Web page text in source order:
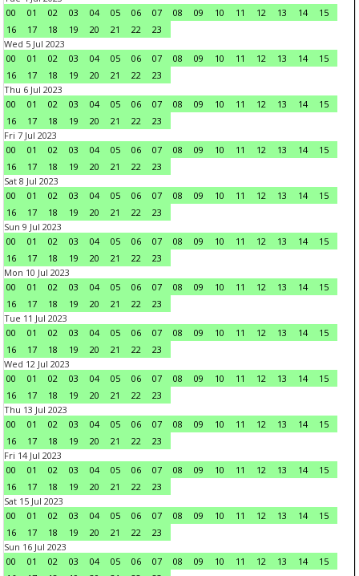
00
01 02 03 04 05 06 07 08 09 10 11 12 13 14
15
16
17 18 19 20 21 22
23
Wed 5 Jul 2023
00
01 02 03 04 05 06 07 08 09 10 11 12 13 14
15
16
17 18 19 20 21 22
23
Thu 6 Jul 2023
00
01 02 03 04 05 06 07 08 09 10 11 12 13 14
15
16
17 18 19 20 21 22
23
Fri 7 Jul 2023
00
01 02 03 04 05 06 07 08 09 10 11 12 13 14
15
16
17 18 19 20 21 22
23
Sat 8 Jul 2023
00
01 02 03 04 05 06 07 08 09 10 11 12 13 14
15
16
17 18 19 20 21 22
23
Sun 9 Jul 2023
00
01 02 03 04 05 06 07 08 09 10 11 12 13 14
15
16
17 18 19 20 21 22
23
Mon 10 Jul 2023
00
01 02 03 04 05 06 07 08 09 10 11 12 13 14
15
16
17 18 19 20 21 22
23
Tue 11 Jul 2023
00
01 02 03 04 05 06 07 08 09 10 11 12 13 14
15
16
17 18 19 20 21 22
23
Wed 12 Jul 2023
00
01 02 03 04 05 06 07 08 09 10 11 12 13 14
15
16
17 18 19 20 21 22
23
Thu 13 Jul 2023
00
01 02 03 04 05 06 07 08 09 10 11 12 13 14
15
16
17 18 19 20 21 22
23
Fri 14 Jul 2023
00
01 02 03 04 05 06 07 08 09 10 11 12 13 14
15
16
17 18 19 20 21 22
23
Sat 15 Jul 2023
00
01 02 03 04 05 06 07 08 09 10 11 12 13 14
15
16
17 18 19 20 21 22
23
Sun 16 Jul 2023
00
01 02 03 04 05 06 07 08 09 10 11 12 13 14
15